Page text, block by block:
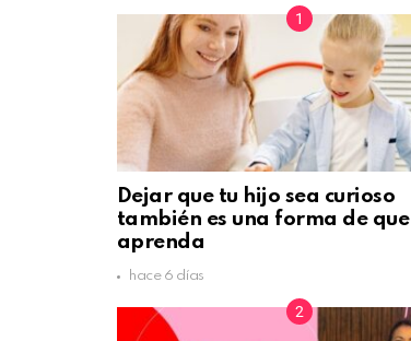
Dejar que tu hijo sea curioso
también es una forma de que
aprenda
hace 6 días